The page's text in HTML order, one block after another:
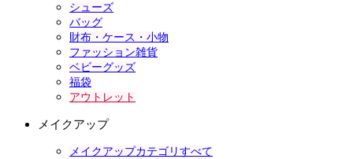
シューズ
バッグ
財布・ケース・小物
ファッション雑貨
ベビーグッズ
福袋
アウトレット
メイクアップ
メイクアップカテゴリすべて